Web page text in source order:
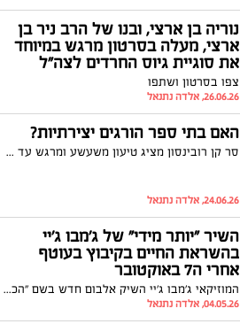
נוריה בן ארצי, ובנו של הרב ניר בן
ארצי, מעלה בסרטון מרגש במיוחד
את סוגיית גיוס החרדים לצה"ל
צפו בסרטון ושתפו
26.06.26, אלדה נתנאל
האם בתי ספר הורגים יצירתיות?
סר קן רובינסון מציג טיעון משעשע ומרגש עד עמקי הנשמה בזכות יצירת מערכת חינוך המטפחת יצירתיות (במקום לערער אותה).
24.06.26, אלדה נתנאל
השיר "יותר מידי" של ג'מבו ג'יי
בהשראת החיים בקיבוץ בעוטף
אחרי ה7 באוקטובר
המוזיקאי ג'מבו ג'יי השיק אלבום חדש בשם "הכל טוב", הזמין בכל פלטפורמות הסטרימינג. האלבום נכתב לאחר חזרתו לקיבוץ בעוטף עזה, שמונה חודשים לאחר פינוי התושבים בעקבות אירועי מתקפת 7 באוקטובר. לדבריו, תהליך היצירה החל רק עם שובו הביתה, לאחר תקופה שבה לא הצליח לכתוב כלל. "המציאות שפגשתי בנגב המערבי שאחרי האסון הייתה השראה גדולה – לטוב ולרע", מסר. האלבום מתאר את חיי היומיום של משפחות בעוטף, תחת צל המלחמה, ומשלב סיפורים אישיים מחייו, לצד דמויות ואירועים שפגש בשנתיים האחרונות. בין היתר הוא מתייחס לחיים עם רעייתו וילדיו, ולמורכבות של שגרה בצל מציאות ביטחונית מתמשכת.
04.05.26, אלדה נתנאל